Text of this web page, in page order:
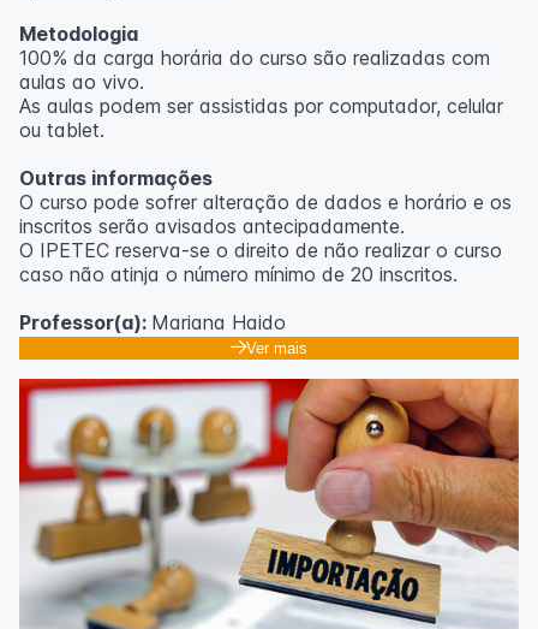
Metodologia
100% da carga horária do curso são realizadas com
aulas ao vivo.
As aulas podem ser assistidas por computador, celular
ou tablet.
Outras informações
O curso pode sofrer alteração de dados e horário e os
inscritos serão avisados ​​antecipadamente.
O IPETEC reserva-se o direito de não realizar o curso
caso não atinja o número mínimo de 20 inscritos.
Professor(a): Mariana Haido
Ver mais